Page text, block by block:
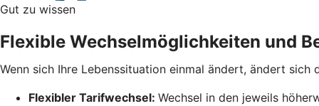
Gut zu wissen
Flexible Wechselmöglichkeiten und
Wenn sich Ihre Lebenssituation einmal ändert, ändert
Flexibler Tarifwechsel: Wechsel in den jeweils